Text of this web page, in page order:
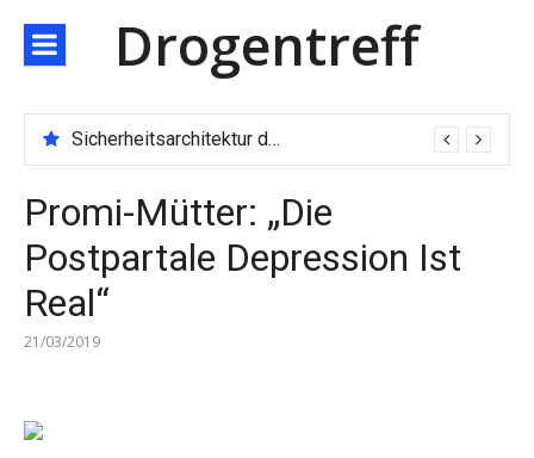
zum
Inhalt
Drogentreff
Sicherheitsarchitektur der nächsten Generation: JARXE kombiniert Multi-Wallet und MPC als Schutzschild für digitales Vertrauen
Promi-Mütter: „Die
Postpartale Depression Ist
Real“
21/03/2019